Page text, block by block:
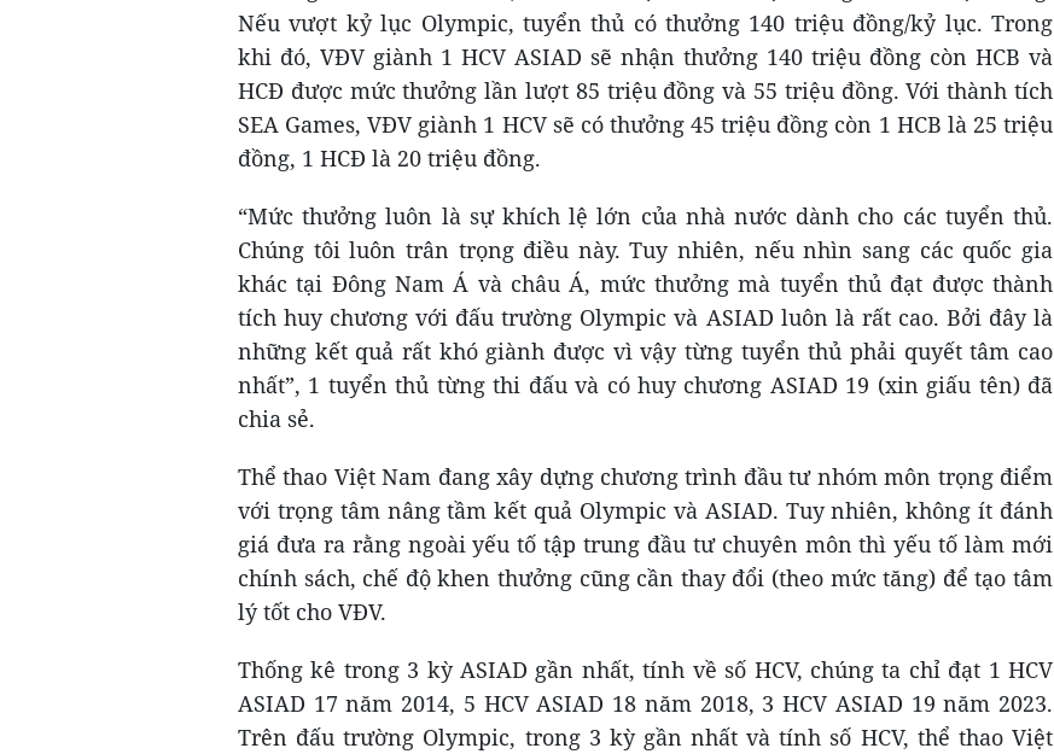
Nếu vượt kỷ lục Olympic, tuyển thủ có thưởng 140 triệu đồng/kỷ lục. Trong
khi đó, VĐV giành 1 HCV ASIAD sẽ nhận thưởng 140 triệu đồng còn HCB và
HCĐ được mức thưởng lần lượt 85 triệu đồng và 55 triệu đồng. Với thành tích
SEA Games, VĐV giành 1 HCV sẽ có thưởng 45 triệu đồng còn 1 HCB là 25 triệu
đồng, 1 HCĐ là 20 triệu đồng.
“Mức thưởng luôn là sự khích lệ lớn của nhà nước dành cho các tuyển thủ.
Chúng tôi luôn trân trọng điều này. Tuy nhiên, nếu nhìn sang các quốc gia
khác tại Đông Nam Á và châu Á, mức thưởng mà tuyển thủ đạt được thành
tích huy chương với đấu trường Olympic và ASIAD luôn là rất cao. Bởi đây là
những kết quả rất khó giành được vì vậy từng tuyển thủ phải quyết tâm cao
nhất”, 1 tuyển thủ từng thi đấu và có huy chương ASIAD 19 (xin giấu tên) đã
chia sẻ.
Thể thao Việt Nam đang xây dựng chương trình đầu tư nhóm môn trọng điểm
với trọng tâm nâng tầm kết quả Olympic và ASIAD. Tuy nhiên, không ít đánh
giá đưa ra rằng ngoài yếu tố tập trung đầu tư chuyên môn thì yếu tố làm mới
chính sách, chế độ khen thưởng cũng cần thay đổi (theo mức tăng) để tạo tâm
lý tốt cho VĐV.
Thống kê trong 3 kỳ ASIAD gần nhất, tính về số HCV, chúng ta chỉ đạt 1 HCV
ASIAD 17 năm 2014, 5 HCV ASIAD 18 năm 2018, 3 HCV ASIAD 19 năm 2023.
Trên đấu trường Olympic, trong 3 kỳ gần nhất và tính số HCV, thể thao Việt